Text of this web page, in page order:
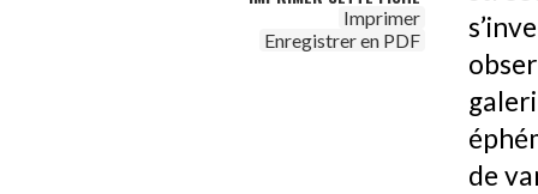
Imprimer
Enregistrer en PDF
de